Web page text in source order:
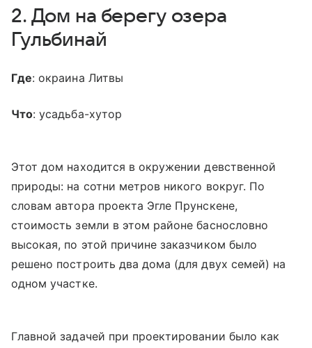
2. Дом на берегу озера
Гульбинай
Где: окраина Литвы
Что: усадьба-хутор
Этот дом находится в окружении девственной
природы: на сотни метров никого вокруг. По
словам автора проекта Эгле Прунскене,
стоимость земли в этом районе баснословно
высокая, по этой причине заказчиком было
решено построить два дома (для двух семей) на
одном участке.
Главной задачей при проектировании было как